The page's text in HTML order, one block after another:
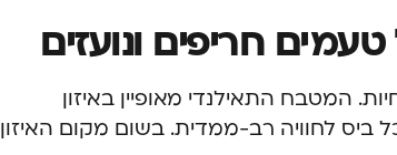
חריפים ונועזים
המטבח התאילנדי מאופיין באיזון
ביס לחוויה רב-ממדית. בשום מקום האיזון